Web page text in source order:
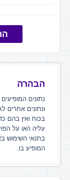
הבהרה
נתונים
ונתונים אחרים
בכוח ואין בהם
עליה ו/או על
בתנאי השימוש
המופיע בו.